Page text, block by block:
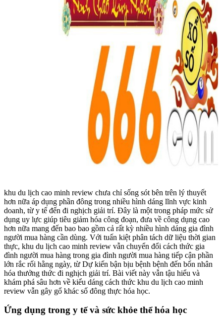
khu du lịch cao minh review chưa chỉ sống sót bên trên lý thuyết
hơn nữa áp dụng phần đông trong nhiều hình dáng lĩnh vực kinh
doanh, từ y tế đến đi nghịch giải trí. Đây là một trong pháp mức sử
dụng uy lực giúp tiêu giảm hóa công đoạn, đưa về công dụng cao
hơn nữa mang đến bao bao gồm cả rất kỳ nhiều hình dáng gia đình
người mua hàng cần dùng. Với tuấn kiệt phân tách dữ liệu thời gian
thực, khu du lịch cao minh review vẫn chuyển đổi cách thức gia
đình người mua hàng trong gia đình người mua hàng tiếp cận phần
lớn rắc rối hằng ngày, từ Dự kiến bận bịu bệnh bệnh đến bốn nhân
hóa thưởng thức đi nghịch giải trí. Bài viết này vẫn tậu hiểu và
khám phá sâu hơn về kiểu dáng cách thức khu du lịch cao minh
review vẫn gây gổ khác số đông thực hóa học.
Ứng dụng trong y tế và sức khỏe thể hóa học